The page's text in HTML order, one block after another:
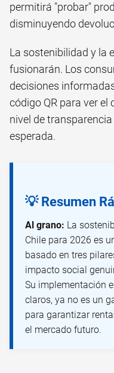
permitirá "probar"
disminuyendo
La sostenibilidad y la
fusionarán. Los
decisiones
código QR para ver el
nivel de
esperada.
💡 Resumen
Al grano: La
Chile para 2026 es
basado en tres
impacto social
Su implementación
claros, ya no es un
para garantizar
el mercado futuro.